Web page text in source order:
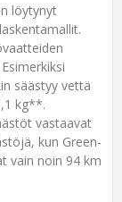
löytynyt
säästyy vettä
kg**.
vastaavat
kun Green-
vain noin 94 km